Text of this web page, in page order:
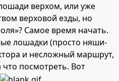
верхом, или уже
верховой езды, но
Самое время начать.
лошадки (просто няши-
и несложный маршрут,
что посмотреть. Вот